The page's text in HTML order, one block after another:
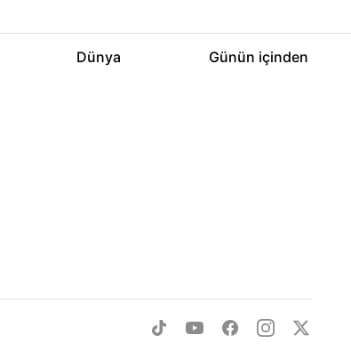
Dünya Günün içinden